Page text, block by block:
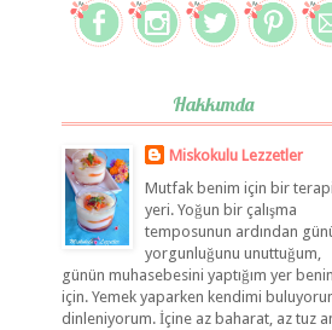
Hakkımda
Miskokulu Lezzetler
Mutfak benim için bir terapi
yeri. Yoğun bir çalışma
temposunun ardından
yorgunluğunu unuttuğum,
günün muhasebesini yaptığım yer
için. Yemek yaparken kendimi
dinleniyorum. İçine az baharat, az tuz